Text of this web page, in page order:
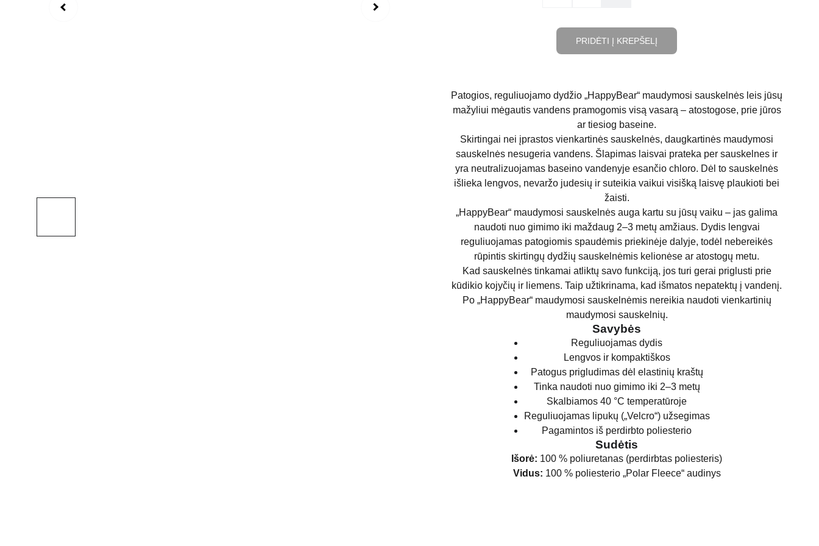
PRIDĖTI Į KREPŠELĮ
Patogios, reguliuojamo dydžio „HappyBear“ maudymosi sauskelnės leis jūsų
mažyliui mėgautis vandens pramogomis visą vasarą – atostogose, prie jūros
ar tiesiog baseine.
Skirtingai nei įprastos vienkartinės sauskelnės, daugkartinės maudymosi
sauskelnės nesugeria vandens. Šlapimas laisvai prateka per sauskelnes ir
yra neutralizuojamas baseino vandenyje esančio chloro. Dėl to sauskelnės
išlieka lengvos, nevaržo judesių ir suteikia vaikui visišką laisvę plaukioti bei
žaisti.
„HappyBear“ maudymosi sauskelnės auga kartu su jūsų vaiku – jas galima
naudoti nuo gimimo iki maždaug 2–3 metų amžiaus. Dydis lengvai
reguliuojamas patogiomis spaudėmis priekinėje dalyje, todėl nebereikės
rūpintis skirtingų dydžių sauskelnėmis kelionėse ar atostogų metu.
Kad sauskelnės tinkamai atliktų savo funkciją, jos turi gerai priglusti prie
kūdikio kojyčių ir liemens. Taip užtikrinama, kad išmatos nepatektų į vandenį.
Po „HappyBear“ maudymosi sauskelnėmis nereikia naudoti vienkartinių
maudymosi sauskelnių.
Savybės
Reguliuojamas dydis
Lengvos ir kompaktiškos
Patogus prigludimas dėl elastinių kraštų
Tinka naudoti nuo gimimo iki 2–3 metų
Skalbiamos 40 °C temperatūroje
Reguliuojamas lipukų („Velcro“) užsegimas
Pagamintos iš perdirbto poliesterio
Sudėtis
Išorė: 100 % poliuretanas (perdirbtas poliesteris)
Vidus: 100 % poliesterio „Polar Fleece“ audinys